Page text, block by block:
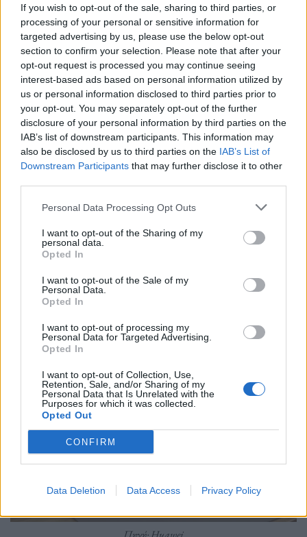
If you wish to opt-out of the sale, sharing to third parties, or
processing of your personal or sensitive information for
targeted advertising by us, please use the below opt-out
section to confirm your selection. Please note that after your
opt-out request is processed you may continue seeing
interest-based ads based on personal information utilized by
us or personal information disclosed to third parties prior to
your opt-out. You may separately opt-out of the further
disclosure of your personal information by third parties on the
IAB’s list of downstream participants. This information may
also be disclosed by us to third parties on the IAB’s List of
Downstream Participants that may further disclose it to other
Personal Data Processing Opt Outs
I want to opt-out of the Sharing of my
personal data.
Opted In
I want to opt-out of the Sale of my
Personal Data.
Opted In
I want to opt-out of processing my
Personal Data for Targeted Advertising.
Opted In
I want to opt-out of Collection, Use,
Retention, Sale, and/or Sharing of my
Personal Data that Is Unrelated with the
Purposes for which it was collected.
Opted Out
CONFIRM
Data Deletion Data Access Privacy Policy
λειτουργίες που χρησιμοποιούνται συχνά για
υψηλότερη παραγωγικότητα.
Το HUAWEI MateBook D16 2024 είναι
εξοπλισμένο με ισχυρή κεραία, προσφέροντας
ολοκληρωμένη ασύρματη απόδοση. Είναι, επίσης, ο
πρώτος φορητός υπολογιστής στον κόσμο που
πέτυχε την πιστοποίηση ικανότητας σήματος Wi-Fi
SGS 5 αστέρων, μετά από πολυάριθμες δοκιμές, με
εξαιρετικά αποτελέσματα, προσφέροντας
επαγγελματική εγγύηση για την ομαλή διαδικτυακή
εμπειρία των χρηστών.